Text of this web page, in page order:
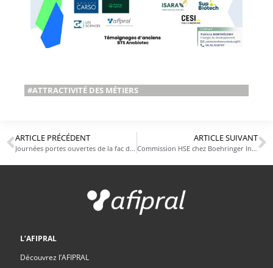
#ATTRACTIVITÉ DES MÉTIERS
ARTICLE PRÉCÉDENT
Journées portes ouvertes de la fac de pharma de Lyon
ARTICLE SUIVANT
Commission HSE chez Boehringer Ingelheim
L’AFIPRAL
Découvrez l’AFIPRAL